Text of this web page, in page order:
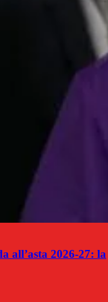
all’asta 2026-27: la